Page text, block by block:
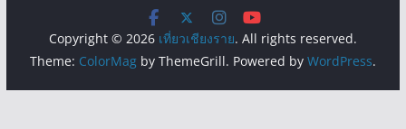
Copyright © 2026 เที่ยวเชียงราย. All rights reserved.
Theme: ColorMagby ThemeGrill. Powered by WordPress.